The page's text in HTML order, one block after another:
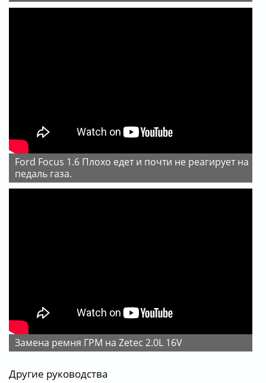
Ford Focus 1.6 Плохо едет и почти не реагирует на
педаль газа.
Замена ремня ГРМ на Zetec 2.0L 16V
Другие руководства